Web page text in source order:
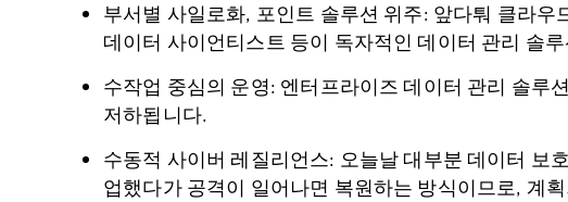
부서별 사일로화, 포인트 솔루션 위주: 앞다퉈 클라
데이터 사이언티스트 등이 독자적인 데이터 관리 솔
수작업 중심의 운영: 엔터프라이즈 데이터 관리 솔루
저하됩니다.
수동적 사이버 레질리언스: 오늘날 대부분 데이터 보
업했다가 공격이 일어나면 복원하는 방식이므로, 계